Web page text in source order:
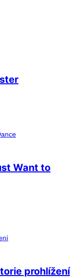
Want to
prohlížení